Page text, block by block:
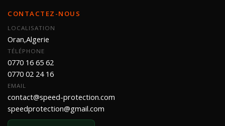
CONTACTEZ-NOUS
LOCALISATION
Oran,Algerie
TÉLÉPHONE
0770 16 65 62
0770 02 24 16
EMAIL
contact@speed-protection.com
speedprotection@gmail.com